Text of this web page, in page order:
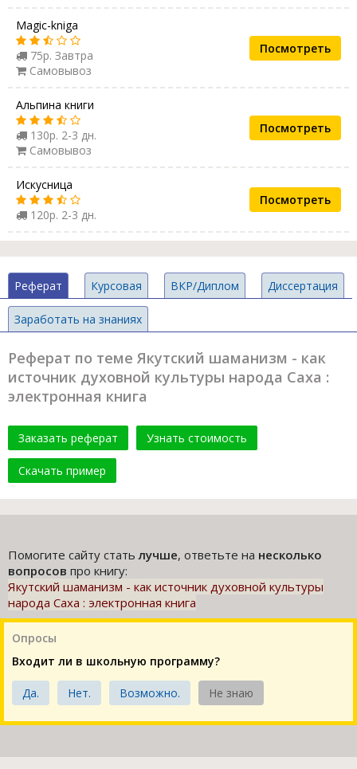
Magic-kniga
75р. Завтра
Самовывоз
Посмотреть
Альпина книги
130р. 2-3 дн.
Самовывоз
Посмотреть
Искусница
120р. 2-3 дн.
Посмотреть
Реферат Курсовая ВКР/Диплом Диссертация
Заработать на знаниях
Реферат по теме Якутский шаманизм - как
источник духовной культуры народа Саха :
электронная книга
Заказать реферат Узнать стоимость
Скачать пример
Помогите сайту статьлучше, ответьте на несколько
вопросов про книгу:
Якутский шаманизм - как источник духовной культуры
народа Саха : электронная книга
Опросы
Входит ли в школьную программу?
Да. Нет. Возможно. Не знаю